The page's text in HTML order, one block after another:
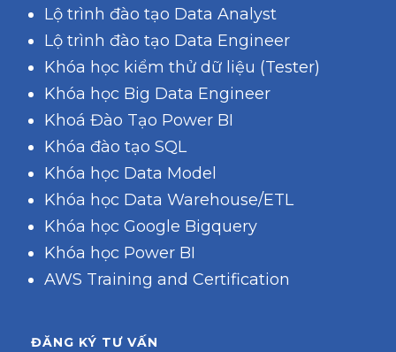
Lộ trình đào tạo Data Analyst
Lộ trình đào tạo Data Engineer
Khóa học kiểm thử dữ liệu (Tester)
Khóa học Big Data Engineer
Khoá Đào Tạo Power BI
Khóa đào tạo SQL
Khóa học Data Model
Khóa học Data Warehouse/ETL
Khóa học Google Bigquery
Khóa học Power BI
AWS Training and Certification
ĐĂNG KÝ TƯ VẤN